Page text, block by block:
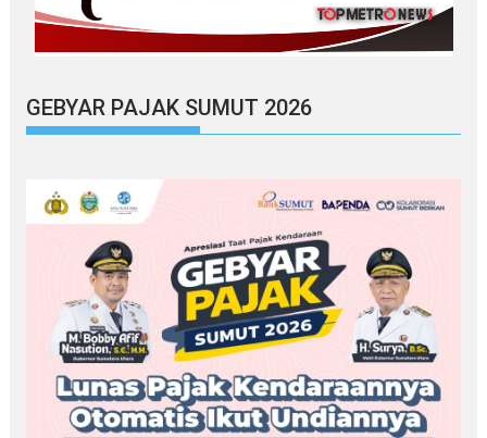
GEBYAR PAJAK SUMUT 2026